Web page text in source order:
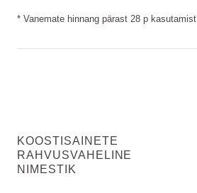
* Vanemate hinnang pärast 28 p kasutamist
KOOSTISAINETE
RAHVUSVAHELINE
NIMESTIK